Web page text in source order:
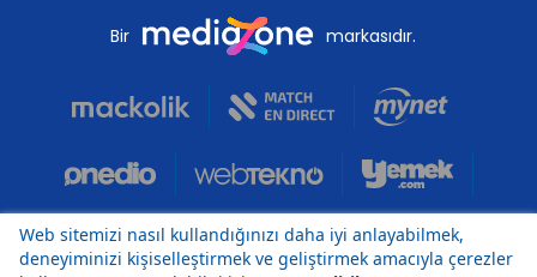
Bir markasıdır.